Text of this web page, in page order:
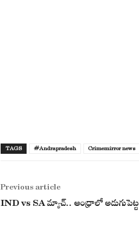
TAGS #Andrapradesh Crimemirror news
Previous article
IND vs SA మ్యాచ్.. ఆంధ్రాలో